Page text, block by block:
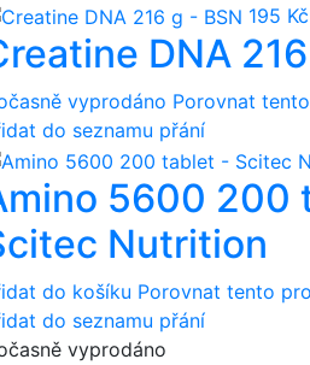
195 Kč
DNA
vyprodáno Porovnat
do seznamu přání
5600 200
Nutrition
do košíku Porovnat tento
do seznamu přání
vyprodáno